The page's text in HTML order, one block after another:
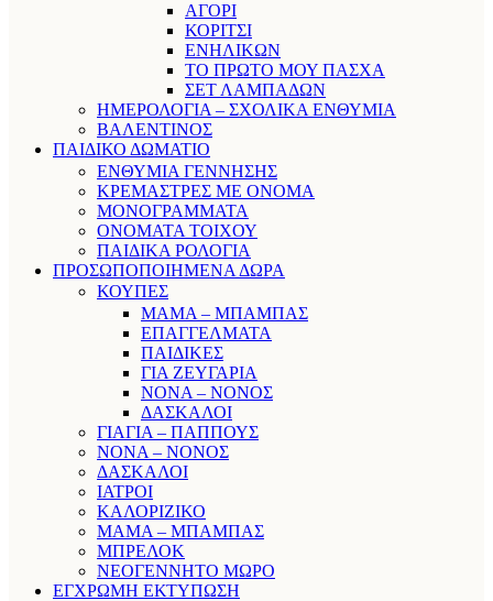
ΑΓΟΡΙ
ΚΟΡΙΤΣΙ
ΕΝΗΛΙΚΩΝ
ΤΟ ΠΡΩΤΟ ΜΟΥ ΠΑΣΧΑ
ΣΕΤ ΛΑΜΠΑΔΩΝ
ΗΜΕΡΟΛΟΓΙΑ – ΣΧΟΛΙΚΑ ΕΝΘΥΜΙΑ
ΒΑΛΕΝΤΙΝΟΣ
ΠΑΙΔΙΚΟ ΔΩΜΑΤΙΟ
ΕΝΘΥΜΙΑ ΓΕΝΝΗΣΗΣ
ΚΡΕΜΑΣΤΡΕΣ ΜΕ ΟΝΟΜΑ
ΜΟΝΟΓΡΑΜΜΑΤΑ
ΟΝΟΜΑΤΑ ΤΟΙΧΟΥ
ΠΑΙΔΙΚΑ ΡΟΛΟΓΙΑ
ΠΡΟΣΩΠΟΠΟΙΗΜΕΝΑ ΔΩΡΑ
ΚΟΥΠΕΣ
ΜΑΜΑ – ΜΠΑΜΠΑΣ
ΕΠΑΓΓΕΛΜΑΤΑ
ΠΑΙΔΙΚΕΣ
ΓΙΑ ΖΕΥΓΑΡΙΑ
ΝΟΝΑ – ΝΟΝΟΣ
ΔΑΣΚΑΛΟΙ
ΓΙΑΓΙΑ – ΠΑΠΠΟΥΣ
ΝΟΝΑ – ΝΟΝΟΣ
ΔΑΣΚΑΛΟΙ
ΙΑΤΡΟΙ
ΚΑΛΟΡΙΖΙΚΟ
ΜΑΜΑ – ΜΠΑΜΠΑΣ
ΜΠΡΕΛΟΚ
ΝΕΟΓΕΝΝΗΤΟ ΜΩΡΟ
ΕΓΧΡΩΜΗ ΕΚΤΥΠΩΣΗ